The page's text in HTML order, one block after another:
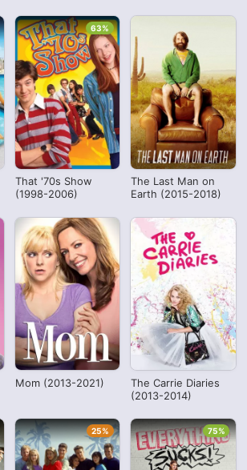
That '70s Show
(1998-2006)
63%
The Last Man on
Earth (2015-2018)
Mom (2013-2021)
The Carrie Diaries
(2013-2014)
25% 75%